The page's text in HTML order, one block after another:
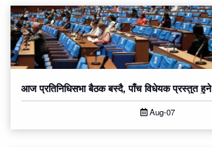
आज प्रतिनिधिसभा बैठक बस्दै, पाँच विधेयक प्रस्तुत हुने
Aug-07